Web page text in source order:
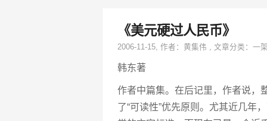
《美元硬过人民币》
2006-11-15, 作者： 黄集伟 , 文章分类： 一
韩东著
作者中篇集。在后记里，作者说，
了“可读性”优先原则。尤其近几年